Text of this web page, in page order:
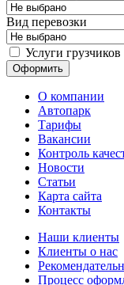
Вид перевозки
Услуги грузчиков
О компании
Автопарк
Тарифы
Вакансии
Контроль
Новости
Статьи
Карта сайта
Контакты
Наши клиенты
Клиенты о нас
Процесс